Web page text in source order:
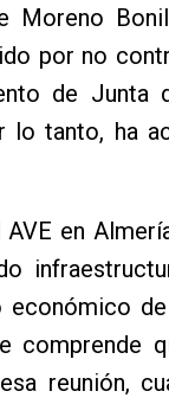
por no
de Junta
lo tanto, ha
en
económico
comprende
reunión,